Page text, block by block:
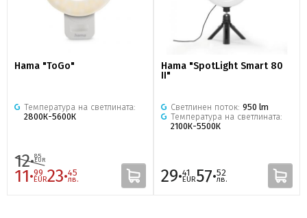
Hama "ToGo"
Температура на светлината:
2800К-5600К
12·85
EUR
11·99
EUR23·45
лв.
Hama "SpotLight Smart 80
II"
Светлинен поток: 950 lm
Температура на светлината:
2100К-5500К
29·41
EUR57·52
лв.